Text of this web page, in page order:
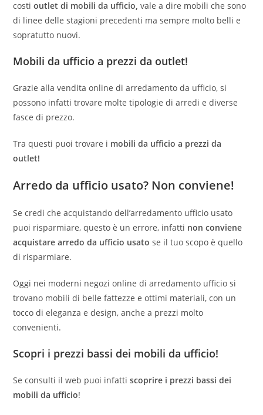
costioutlet di mobili da ufficio,vale a dire mobili che sono
di linee delle stagioni precedenti ma sempre molto belli e
sopratutto nuovi.
Mobili da ufficio a prezzi da outlet!
Grazie alla vendita online di arredamento da ufficio, si
possono infatti trovare molte tipologie di arredi e diverse
fasce di prezzo.
Tra questi puoi trovare i mobili da ufficio a prezzi da
outlet!
Arredo da ufficio usato? Non conviene!
Se credi che acquistando dell’arredamento ufficio usato
puoi risparmiare, questo è un errore, infatti non conviene
acquistare arredo da ufficio usato se il tuo scopo è quello
di risparmiare.
Oggi nei moderni negozi online di arredamento ufficio si
trovano mobili di belle fattezze e ottimi materiali, con un
tocco di eleganza e design, anche a prezzi molto
convenienti.
Scopri i prezzi bassi dei mobili da ufficio!
Se consulti il web puoi infattiscoprire i prezzi bassi dei
mobili da ufficio!